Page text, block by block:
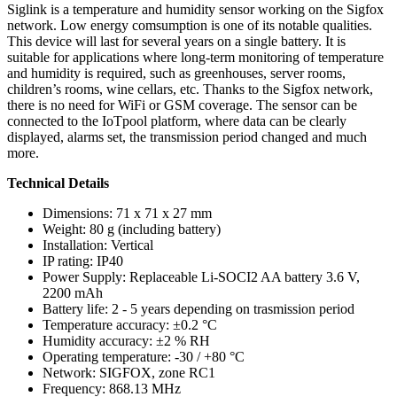
Siglink is a temperature and humidity sensor working on the Sigfox
network. Low energy comsumption is one of its notable qualities.
This device will last for several years on a single battery. It is
suitable for applications where long-term monitoring of temperature
and humidity is required, such as greenhouses, server rooms,
children’s rooms, wine cellars, etc. Thanks to the Sigfox network,
there is no need for WiFi or GSM coverage. The sensor can be
connected to the IoTpool platform, where data can be clearly
displayed, alarms set, the transmission period changed and much
more.
Technical Details
Dimensions: 71 x 71 x 27 mm
Weight: 80 g (including battery)
Installation: Vertical
IP rating: IP40
Power Supply: Replaceable Li-SOCI2 AA battery 3.6 V,
2200 mAh
Battery life: 2 - 5 years depending on trasmission period
Temperature accuracy: ±0.2 °C
Humidity accuracy: ±2 % RH
Operating temperature: -30 / +80 °C
Network: SIGFOX, zone RC1
Frequency: 868.13 MHz